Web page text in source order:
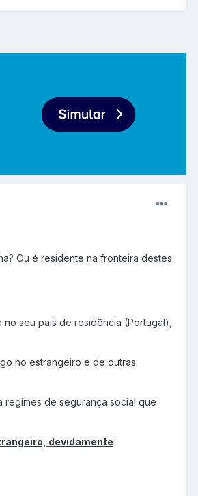
Ou é residente na fronteira destes
seu país de residência (Portugal),
no estrangeiro e de outras
de segurança social que
devidamente